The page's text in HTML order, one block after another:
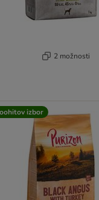
2 možnosti
izbor